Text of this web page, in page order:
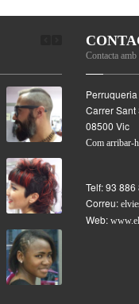
Contacta amb
Carrer Sant
08500 Vic
Com arribar-
Telf:93 886
Correu:
Web: